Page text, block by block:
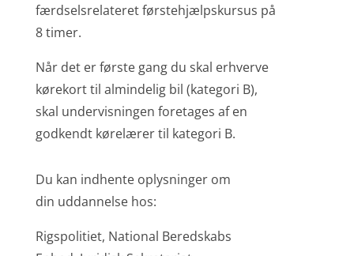
færdselsrelateret førstehjælpskursus på
8 timer.
Når det er første gang du skal erhverve
kørekort til almindelig bil (kategori B),
skal undervisningen foretages af en
godkendt kørelærer til kategori B.
Du kan indhente oplysninger om
din uddannelse hos:
Rigspolitiet, National Beredskabs